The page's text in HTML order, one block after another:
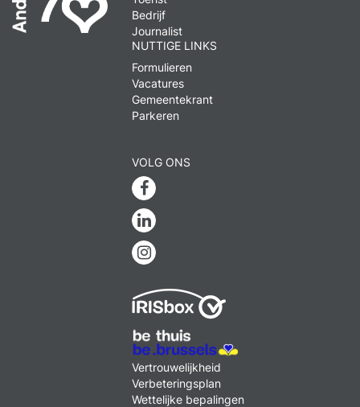
Bedrijf
Journalist
NUTTIGE LINKS
Formulieren
Vacatures
Gemeentekrant
Parkeren
VOLG ONS
Facebook
Linkedin
Instagram
MENU
FOOTER
LEGAL
Vertrouwelijkheid
Verbeteringsplan
Wettelijke bepalingen